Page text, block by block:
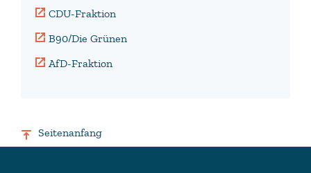
CDU-Fraktion
B90/Die Grünen
AfD-Fraktion
Seitenanfang